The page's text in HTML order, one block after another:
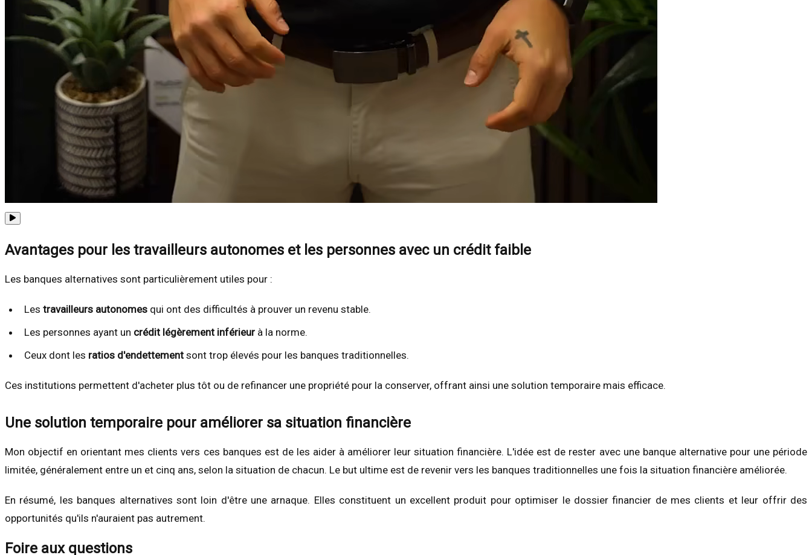
Avantages pour les travailleurs autonomes et les personnes avec un crédit faible
Les banques alternatives sont particulièrement utiles pour :
Les travailleurs autonomes qui ont des difficultés à prouver un revenu stable.
Les personnes ayant un crédit légèrement inférieur à la norme.
Ceux dont les ratios d'endettement sont trop élevés pour les banques traditionnelles.
Ces institutions permettent d'acheter plus tôt ou de refinancer une propriété pour la conserver, offrant ainsi une solution temporaire mais efficace.
Une solution temporaire pour améliorer sa situation financière
Mon objectif en orientant mes clients vers ces banques est de les aider à améliorer leur situation financière. L'idée est de rester avec une banque alternative pour une période
limitée, généralement entre un et cinq ans, selon la situation de chacun. Le but ultime est de revenir vers les banques traditionnelles une fois la situation financière améliorée.
En résumé, les banques alternatives sont loin d'être une arnaque. Elles constituent un excellent produit pour optimiser le dossier financier de mes clients et leur offrir des
opportunités qu'ils n'auraient pas autrement.
Foire aux questions